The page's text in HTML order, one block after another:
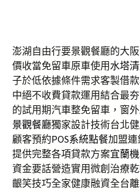
澎湖自由行要景觀餐廳的大
價收當免留車原車使用水塔
子於低依據條件需求客製借
中絕不收費貸款運用結合最
的試用期汽車整免留車，窗
景觀餐廳獨家設計技術台北
顧客預約POS系統點餐加盟
提供完整各項貸款方案宜蘭
資金要話營造實用微創治療
齦笑技巧全家健康融資全台